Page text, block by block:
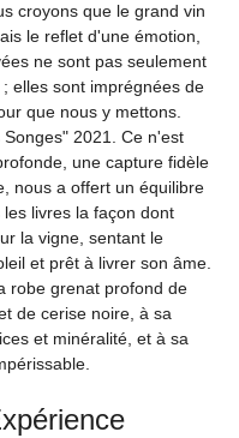
croyons que le grand vin
le reflet d'une émotion,
ne sont pas seulement
elles sont imprégnées de
que nous y mettons.
2021. Ce n'est
une capture fidèle
nous a offert un équilibre
livres la façon dont
la vigne, sentant le
et prêt à livrer son âme.
robe grenat profond de
de cerise noire, à sa
et minéralité, et à sa